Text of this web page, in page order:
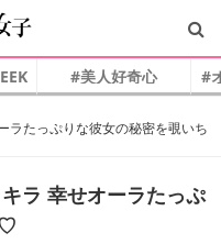
#美人好奇心 #
ラたっぷりな彼女の秘密を覗いち
ラ 幸せオーラたっぷ